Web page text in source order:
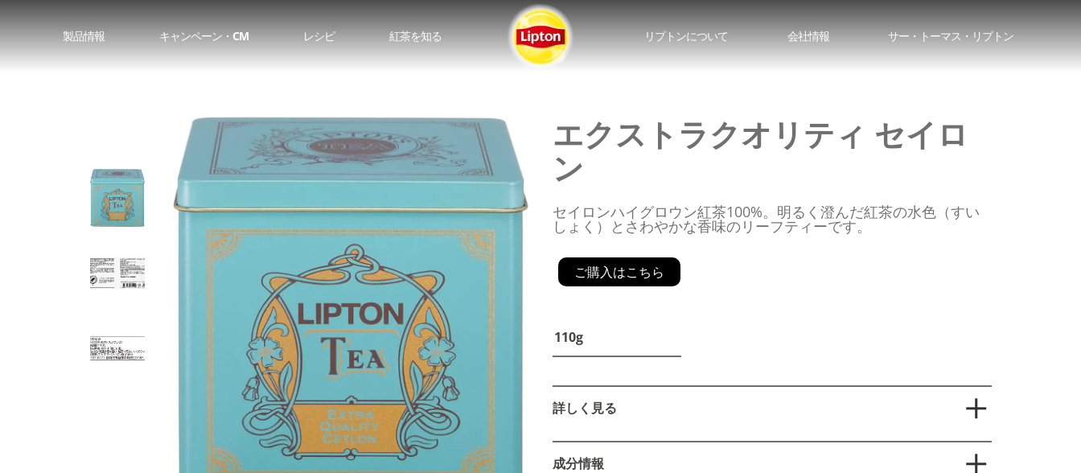
製品情報 キャンペーン・CM レシピ 紅茶を知る リプトンについて 会社情報 サー・トーマス・リプトン
エクストラクオリティ セイロ
ン
セイロンハイグロウン紅茶100%。明るく澄んだ紅茶の水色（すい
しょく）とさわやかな香味のリーフティーです。
ご購入はこちら
110g
詳しく見る
セイロンハイグロウン紅茶100%。明るく澄んだ紅茶の水色（すいしょく）とさわ
成分情報